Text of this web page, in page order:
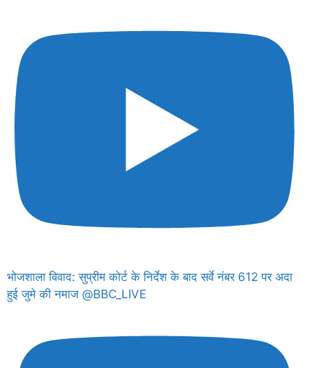
भोजशाला विवाद: सुप्रीम कोर्ट के निर्देश के बाद सर्वे नंबर 612 पर अदा
हुई जुमे की नमाज @BBC_LIVE